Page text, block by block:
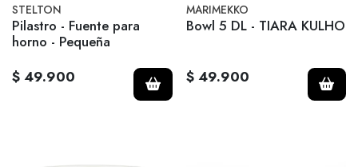
STELTON
Pilastro - Fuente para
horno - Pequeña
$ 49.900
MARIMEKKO
Bowl 5 DL - TIARA KULHO
$ 49.900